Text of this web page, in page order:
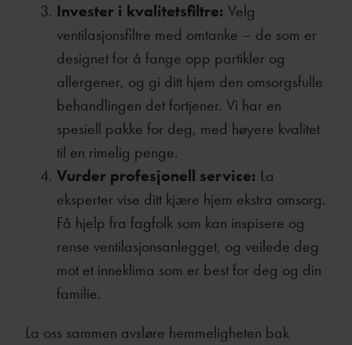
Invester i kvalitetsfiltre: Velg
ventilasjonsfiltre med omtanke – de som er
designet for å fange opp partikler og
allergener, og gi ditt hjem den omsorgsfulle
behandlingen det fortjener. Vi har en
spesiell pakke for deg, med høyere kvalitet
til en rimelig penge.
Vurder profesjonell service: La
eksperter vise ditt kjære hjem ekstra omsorg.
Få hjelp fra fagfolk som kan inspisere og
rense ventilasjonsanlegget, og veilede deg
mot et inneklima som er best for deg og din
familie.
La oss sammen avsløre hemmeligheten bak